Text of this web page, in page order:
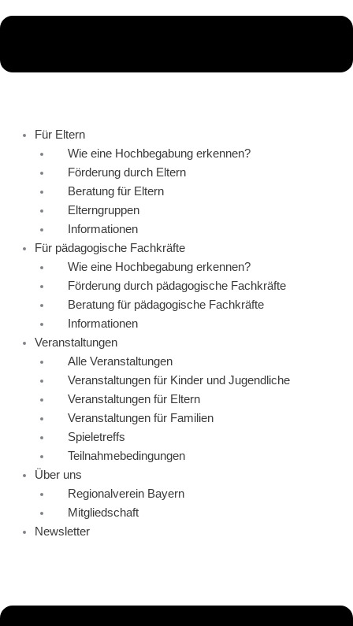
Für Eltern
Wie eine Hochbegabung erkennen?
Förderung durch Eltern
Beratung für Eltern
Elterngruppen
Informationen
Für pädagogische Fachkräfte
Wie eine Hochbegabung erkennen?
Förderung durch pädagogische Fachkräfte
Beratung für pädagogische Fachkräfte
Informationen
Veranstaltungen
Alle Veranstaltungen
Veranstaltungen für Kinder und Jugendliche
Veranstaltungen für Eltern
Veranstaltungen für Familien
Spieletreffs
Teilnahmebedingungen
Über uns
Regionalverein Bayern
Mitgliedschaft
Newsletter